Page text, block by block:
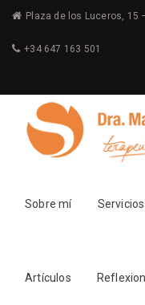
Plaza de los Luceros, 15
+34 647 163 501
Sobre mí Servicios
Artículos